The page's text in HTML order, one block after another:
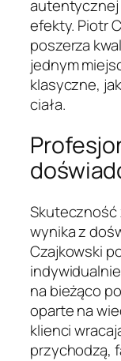
autentycznej
efekty. Piotr
poszerza
jednym
klasyczne,
ciała.
Skuteczność
wynika z
Czajkowski
na bieżąco
oparte na
klienci
przychodzą,